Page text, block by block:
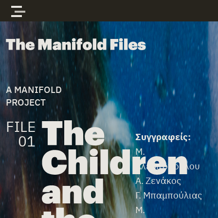
Skip to content
The Manifold Files
A MANIFOLD
PROJECT
FILE
01 File Credits
Συγγραφείς:
Μ.
Αλεβιζοπούλου
Α. Ζενάκος
Γ. Μπαμπούλιας
Μ.